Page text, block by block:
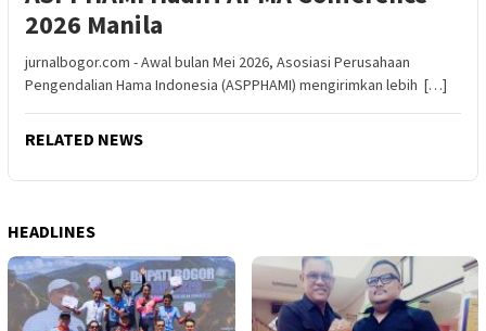
2026 Manila
jurnalbogor.com - Awal bulan Mei 2026, Asosiasi Perusahaan
Pengendalian Hama Indonesia (ASPPHAMI) mengirimkan lebih […]
RELATED NEWS
HEADLINES